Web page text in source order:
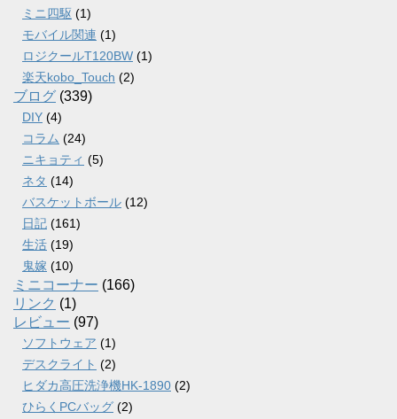
ミニ四駆 (1)
モバイル関連 (1)
ロジクールT120BW (1)
楽天kobo_Touch (2)
ブログ (339)
DIY (4)
コラム (24)
ニキョティ (5)
ネタ (14)
バスケットボール (12)
日記 (161)
生活 (19)
鬼嫁 (10)
ミニコーナー (166)
リンク (1)
レビュー (97)
ソフトウェア (1)
デスクライト (2)
ヒダカ高圧洗浄機HK-1890 (2)
ひらくPCバッグ (2)